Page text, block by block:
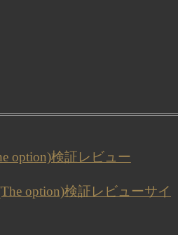
option)検証レビュー
option)検証レビューサイ